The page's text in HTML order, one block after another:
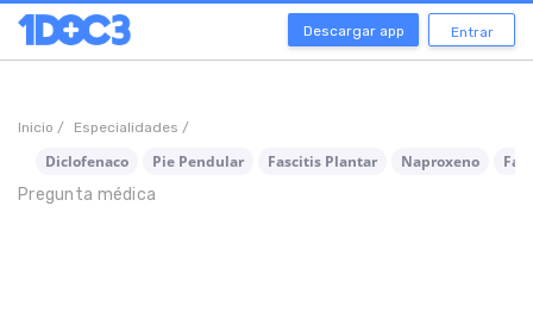
Descargar app Entrar
Inicio / Especialidades /
Diclofenaco Pie Pendular Fascitis Plantar Naproxeno
Pregunta médica